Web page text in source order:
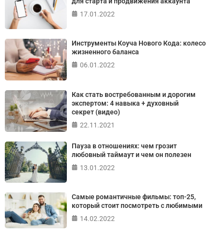
17.01.2022
Инструменты Коуча Нового Кода: колесо
жизненного баланса
06.01.2022
Как стать востребованным и дорогим
экспертом: 4 навыка + духовный
секрет (видео)
22.11.2021
Пауза в отношениях: чем грозит
любовный таймаут и чем он полезен
13.01.2022
Самые романтичные фильмы: топ-25,
который стоит посмотреть с любимыми
14.02.2022